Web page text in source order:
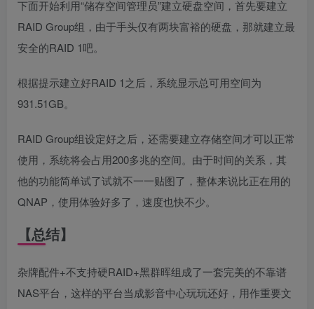
下面开始利用“储存空间管理员”建立硬盘空间，首先要建立
RAID Group组，由于手头仅有两块富裕的硬盘，那就建立最
安全的RAID 1吧。
根据提示建立好RAID 1之后，系统显示总可用空间为
931.51GB。
RAID Group组设定好之后，还需要建立存储空间才可以正常
使用，系统将会占用200多兆的空间。由于时间的关系，其
他的功能简单试了试就不一一贴图了，整体来说比正在用的
QNAP，使用体验好多了，速度也快不少。
【总结】
杂牌配件+不支持硬RAID+黑群晖组成了一套完美的不靠谱
NAS平台，这样的平台当成影音中心玩玩还好，用作重要文